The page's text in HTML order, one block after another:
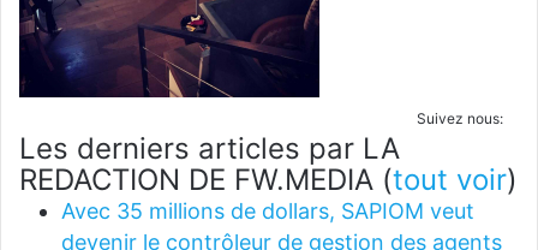
Suivez nous:
Les derniers articles par LA
REDACTION DE FW.MEDIA (tout voir)
Avec 35 millions de dollars, SAPIOM veut
devenir le contrôleur de gestion des agents